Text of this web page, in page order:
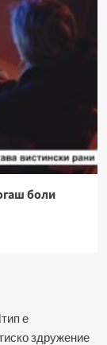
боли
е
здружение